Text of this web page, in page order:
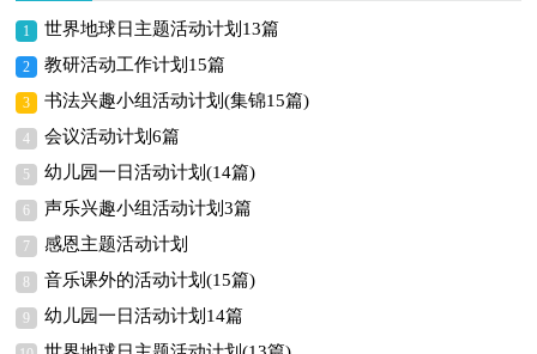
1 世界地球日主题活动计划13篇
2 教研活动工作计划15篇
3 书法兴趣小组活动计划(集锦15篇)
4 会议活动计划6篇
5 幼儿园一日活动计划(14篇)
6 声乐兴趣小组活动计划3篇
7 感恩主题活动计划
8 音乐课外的活动计划(15篇)
9 幼儿园一日活动计划14篇